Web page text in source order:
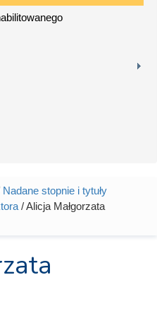
Nadane stopnie i tytuły
/ Alicja Małgorzata